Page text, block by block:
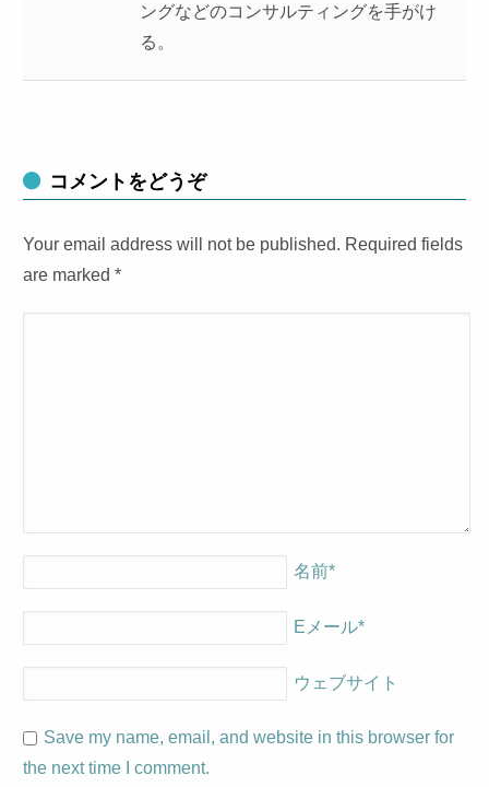
ングなどのコンサルティングを手がけ
る。
コメントをどうぞ
Your email address will not be published. Required fields
are marked*
名前*
Eメール*
ウェブサイト
Save my name, email, and website in this browser for
the next time I comment.